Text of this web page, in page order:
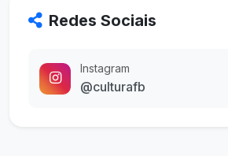
Redes Sociais
Instagram
@culturafb